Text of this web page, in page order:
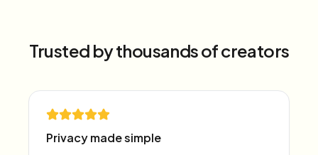
Trusted by thousands of creators
Privacy made simple